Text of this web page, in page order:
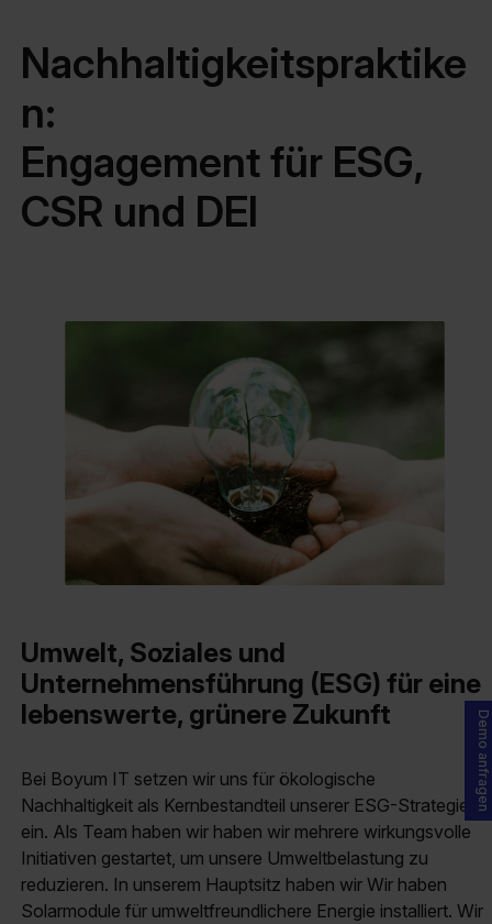
Nachhaltigkeitspraktike
n:
Engagement für ESG,
CSR und DEI
Umwelt, Soziales und
Unternehmensführung (ESG) für eine
lebenswerte, grünere Zukunft
Bei Boyum IT setzen wir uns für ökologische
Nachhaltigkeit als Kernbestandteil unserer ESG-Strategie
ein. Als Team haben wir haben wir mehrere wirkungsvolle
Initiativen gestartet, um unsere Umweltbelastung zu
reduzieren. In unserem Hauptsitz haben wir Wir haben
Solarmodule für umweltfreundlichere Energie installiert. Wir
Demo anfragen